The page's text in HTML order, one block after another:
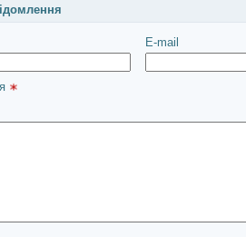
і натисніть Надіслати
E-mail